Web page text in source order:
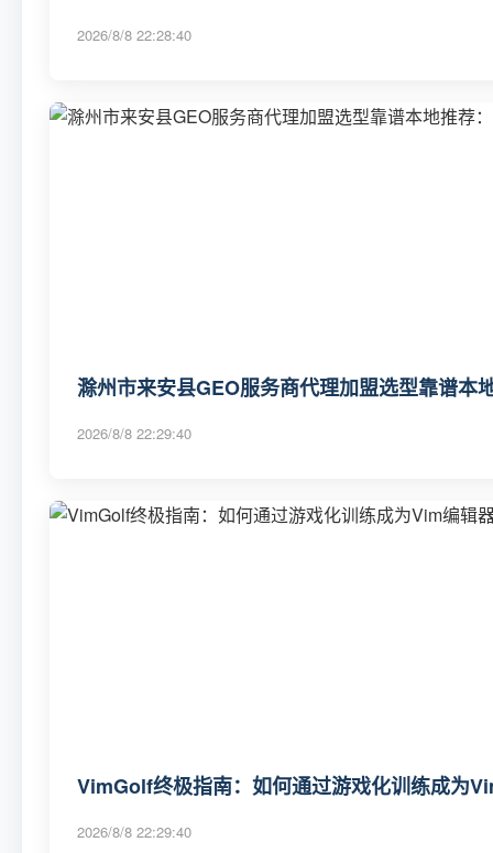
2026/8/8 22:28:40
滁州市来安县GEO服务商代理加盟选型靠谱本
2026/8/8 22:29:40
VimGolf终极指南：如何通过游戏化训练成为
2026/8/8 22:29:40